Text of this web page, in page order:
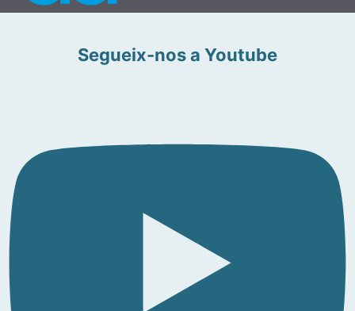
Segueix-nos a Youtube